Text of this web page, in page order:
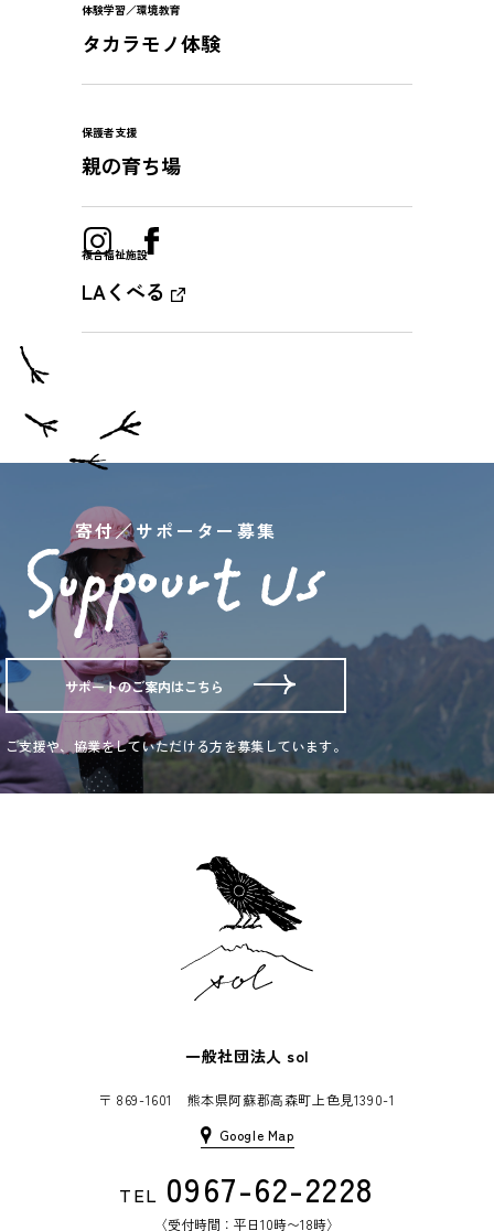
体験学習／環境教育
タカラモノ体験
保護者支援
親の育ち場
複合福祉施設
LAくべる
寄付／サポーター募集
サポートのご案内はこちら
ご支援や、協業をしていただける方を募集しています。
一般社団法人 sol
〒 869-1601 熊本県阿蘇郡高森町上色見1390-1
Google Map
TEL 0967-62-2228
〈受付時間：平日10時〜18時〉